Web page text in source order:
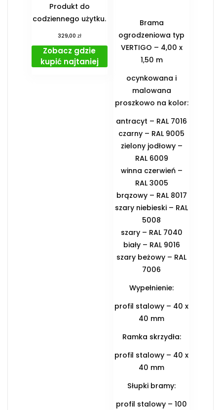
Produkt do
codziennego użytku.
329,00 zł
Zobacz gdzie
kupić najtaniej
Brama
ogrodzeniowa typ
VERTIGO – 4,00 x
1,50 m
ocynkowana i
malowana
proszkowo na kolor:
antracyt – RAL 7016
czarny – RAL 9005
zielony jodłowy –
RAL 6009
winna czerwień –
RAL 3005
brązowy – RAL 8017
szary niebieski – RAL
5008
szary – RAL 7040
biały – RAL 9016
szary beżowy – RAL
7006
Wypełnienie:
profil stalowy – 40 x
40 mm
Ramka skrzydła:
profil stalowy – 40 x
40 mm
Słupki bramy:
profil stalowy – 100